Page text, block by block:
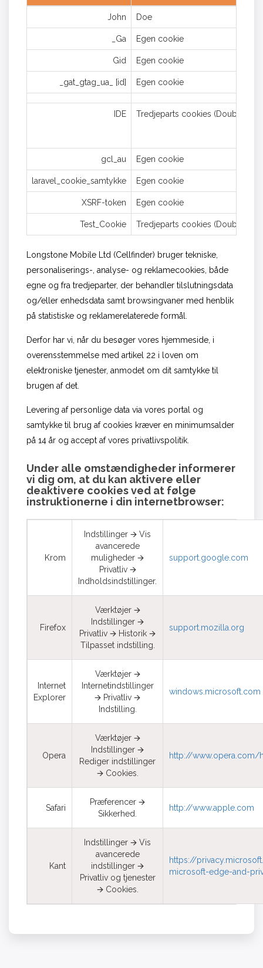
John Doe
_Ga Egen cookie
Gid Egen cookie
_gat_gtag_ua_ [id] Egen cookie
IDE Tredjeparts cookies
gcl_au Egen cookie
laravel_cookie_samtykke Egen cookie
XSRF-token Egen cookie
Test_Cookie Tredjeparts cookies
Longstone Mobile Ltd (Cellfinder) bruger tekniske,
personaliserings-, analyse- og reklamecookies, både
egne og fra tredjeparter, der behandler tilslutningsdata
og/eller enhedsdata samt browsingvaner med henblik
på statistiske og reklamerelaterede formål.
Derfor har vi, når du besøger vores hjemmeside, i
overensstemmelse med artikel 22 i loven om
elektroniske tjenester, anmodet om dit samtykke til
brugen af det.
Levering af personlige data via vores portal og
samtykke til brug af cookies kræver en minimumsalder
på 14 år og accept af vores privatlivspolitik.
Under alle omstændigheder informerer
vi dig om, at du kan aktivere eller
deaktivere cookies ved at følge
instruktionerne i din internetbrowser:
Krom
Indstillinger 🡪 Vis
avancerede
muligheder 🡪
Privatliv 🡪
Indholdsindstillinger.
support.google.com
Firefox
Værktøjer 🡪
Indstillinger 🡪
Privatliv 🡪 Historik 🡪
Tilpasset indstilling.
support.mozilla.org
Internet
Explorer
Værktøjer 🡪
Internetindstillinger
🡪 Privatliv 🡪
Indstilling.
windows.microsoft.com
Opera
Værktøjer 🡪
Indstillinger 🡪
Rediger indstillinger
🡪 Cookies.
http://
Safari
Præferencer 🡪
Sikkerhed.
http://www.apple.com
Kant
Indstillinger 🡪 Vis
avancerede
indstillinger 🡪
Privatliv og tjenester
🡪 Cookies.
https://
microsoft-edge-and-